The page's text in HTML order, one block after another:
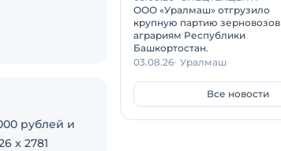
рублей и
х 2781
ООО «Уралмаш» отгрузило
крупную партию зерновозов
аграриям Республики
Башкортостан.
03.08.26 Уралмаш
Все новости